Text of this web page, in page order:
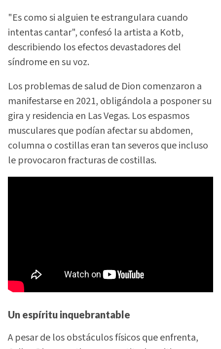
"Es como si alguien te estrangulara cuando
intentas cantar", confesó la artista a Kotb,
describiendo los efectos devastadores del
síndrome en su voz.
Los problemas de salud de Dion comenzaron a
manifestarse en 2021, obligándola a posponer su
gira y residencia en Las Vegas. Los espasmos
musculares que podían afectar su abdomen,
columna o costillas eran tan severos que incluso
le provocaron fracturas de costillas.
Un espíritu inquebrantable
A pesar de los obstáculos físicos que enfrenta,